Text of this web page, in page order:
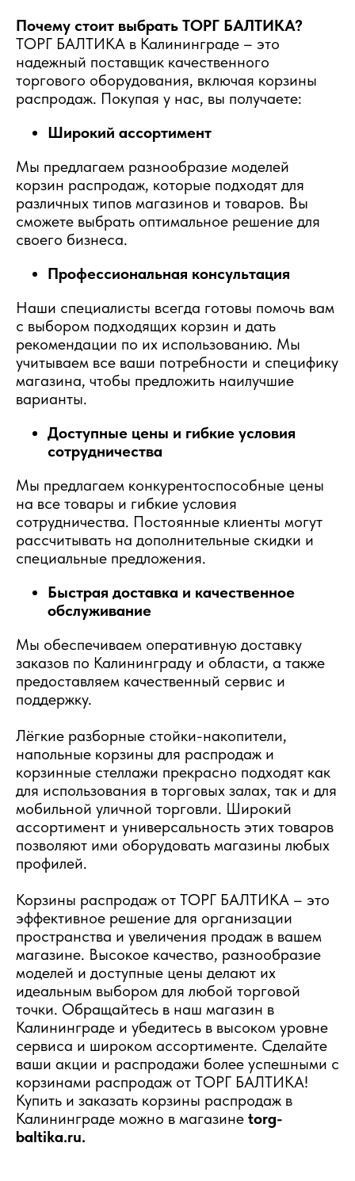
Почему стоит выбрать ТОРГ БАЛТИКА?
ТОРГ БАЛТИКА в Калининграде – это
надежный поставщик качественного
торгового оборудования, включая корзины
распродаж. Покупая у нас, вы получаете:
Широкий ассортимент
Мы предлагаем разнообразие моделей
корзин распродаж, которые подходят для
различных типов магазинов и товаров. Вы
сможете выбрать оптимальное решение для
своего бизнеса.
Профессиональная консультация
Наши специалисты всегда готовы помочь вам
с выбором подходящих корзин и дать
рекомендации по их использованию. Мы
учитываем все ваши потребности и специфику
магазина, чтобы предложить наилучшие
варианты.
Доступные цены и гибкие условия
сотрудничества
Мы предлагаем конкурентоспособные цены
на все товары и гибкие условия
сотрудничества. Постоянные клиенты могут
рассчитывать на дополнительные скидки и
специальные предложения.
Быстрая доставка и качественное
обслуживание
Мы обеспечиваем оперативную доставку
заказов по Калининграду и области, а также
предоставляем качественный сервис и
поддержку.
Лёгкие разборные стойки-накопители,
напольные корзины для распродаж и
корзинные стеллажи прекрасно подходят как
для использования в торговых залах, так и для
мобильной уличной торговли. Широкий
ассортимент и универсальность этих товаров
позволяют ими оборудовать магазины любых
профилей.
Корзины распродаж от ТОРГ БАЛТИКА – это
эффективное решение для организации
пространства и увеличения продаж в вашем
магазине. Высокое качество, разнообразие
моделей и доступные цены делают их
идеальным выбором для любой торговой
точки. Обращайтесь в наш магазин в
Калининграде и убедитесь в высоком уровне
сервиса и широком ассортименте. Сделайте
ваши акции и распродажи более успешными с
корзинами распродаж от ТОРГ БАЛТИКА!
Купить и заказать корзины распродаж в
Калининграде можно в магазине torg-
baltika.ru.